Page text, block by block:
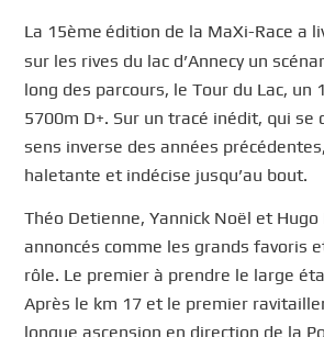
La 15ème édition de la MaXi-Race a
sur les rives du lac d’Annecy un
long des parcours, le Tour du Lac, un
5700m D+. Sur un tracé inédit, qui se
sens inverse des années
haletante et indécise jusqu’au bout.
Théo Detienne, Yannick Noël et
annoncés comme les grands favoris
rôle. Le premier à prendre le large
Après le km 17 et le premier
longue ascension en direction de la